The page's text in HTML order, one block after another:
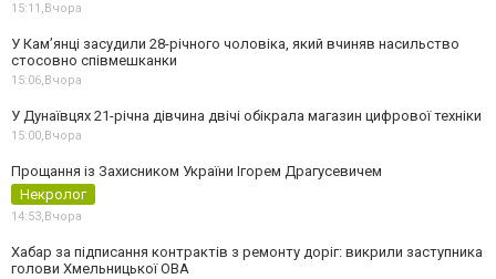
15:11, Вчора
У Камʼянці засудили 28-річного чоловіка, який вчиняв насильство
стосовно співмешканки
15:06, Вчора
У Дунаївцях 21-річна дівчина двічі обікрала магазин цифрової техніки
15:00, Вчора
Прощання із Захисником України Ігорем Драгусевичем
Некролог
14:53, Вчора
Хабар за підписання контрактів з ремонту доріг: викрили заступника
голови Хмельницької ОВА